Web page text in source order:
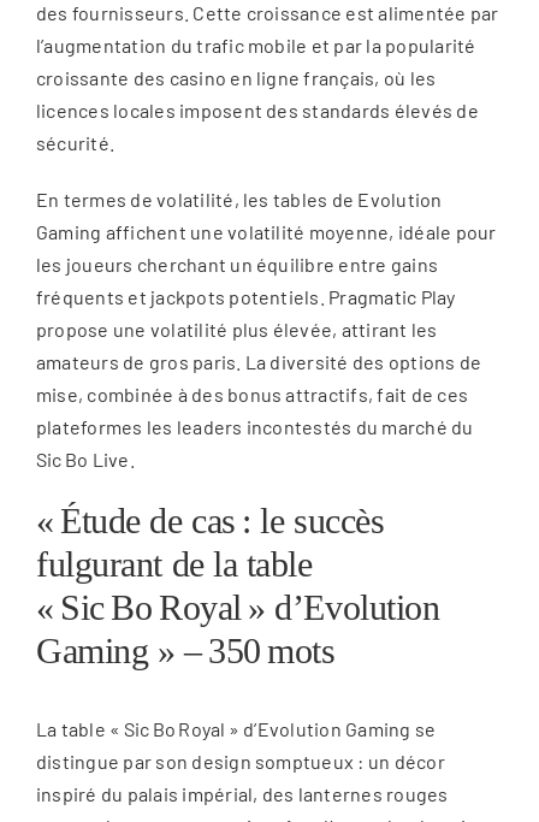
des fournisseurs. Cette croissance est alimentée par
l’augmentation du trafic mobile et par la popularité
croissante des casino en ligne français, où les
licences locales imposent des standards élevés de
sécurité.
En termes de volatilité, les tables de Evolution
Gaming affichent une volatilité moyenne, idéale pour
les joueurs cherchant un équilibre entre gains
fréquents et jackpots potentiels. Pragmatic Play
propose une volatilité plus élevée, attirant les
amateurs de gros paris. La diversité des options de
mise, combinée à des bonus attractifs, fait de ces
plateformes les leaders incontestés du marché du
Sic Bo Live.
« Étude de cas : le succès
fulgurant de la table
« Sic Bo Royal » d’Evolution
Gaming » – 350 mots
La table « Sic Bo Royal » d’Evolution Gaming se
distingue par son design somptueux : un décor
inspiré du palais impérial, des lanternes rouges